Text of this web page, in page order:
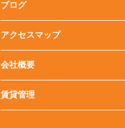
ブログ
アクセスマップ
会社概要
賃貸管理